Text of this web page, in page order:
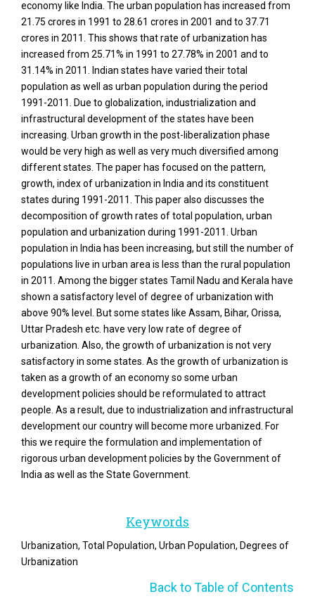
economy like India. The urban population has increased from
21.75 crores in 1991 to 28.61 crores in 2001 and to 37.71
crores in 2011. This shows that rate of urbanization has
increased from 25.71% in 1991 to 27.78% in 2001 and to
31.14% in 2011. Indian states have varied their total
population as well as urban population during the period
1991-2011. Due to globalization, industrialization and
infrastructural development of the states have been
increasing. Urban growth in the post-liberalization phase
would be very high as well as very much diversified among
different states. The paper has focused on the pattern,
growth, index of urbanization in India and its constituent
states during 1991-2011. This paper also discusses the
decomposition of growth rates of total population, urban
population and urbanization during 1991-2011. Urban
population in India has been increasing, but still the number of
populations live in urban area is less than the rural population
in 2011. Among the bigger states Tamil Nadu and Kerala have
shown a satisfactory level of degree of urbanization with
above 90% level. But some states like Assam, Bihar, Orissa,
Uttar Pradesh etc. have very low rate of degree of
urbanization. Also, the growth of urbanization is not very
satisfactory in some states. As the growth of urbanization is
taken as a growth of an economy so some urban
development policies should be reformulated to attract
people. As a result, due to industrialization and infrastructural
development our country will become more urbanized. For
this we require the formulation and implementation of
rigorous urban development policies by the Government of
India as well as the State Government.
Keywords
Urbanization, Total Population, Urban Population, Degrees of
Urbanization
Back to Table of Contents